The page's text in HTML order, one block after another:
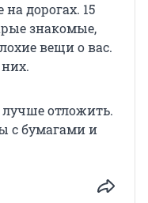
на дорогах. 15
знакомые,
вещи о вас.
отложить.
с бумагами и